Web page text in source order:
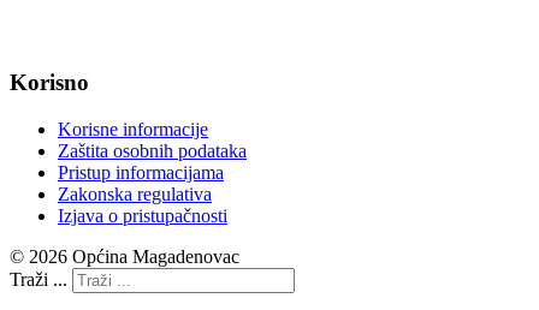
Korisno
Korisne informacije
Zaštita osobnih podataka
Pristup informacijama
Zakonska regulativa
Izjava o pristupačnosti
© 2026 Općina Magadenovac
Traži ...